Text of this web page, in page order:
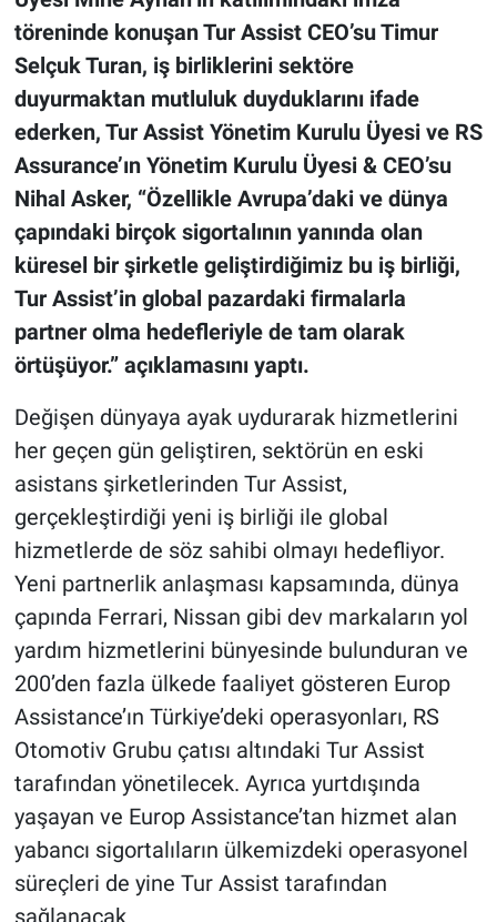
töreninde konuşan Tur Assist CEO’su Timur
Selçuk Turan, iş birliklerini sektöre
duyurmaktan mutluluk duyduklarını ifade
ederken, Tur Assist Yönetim Kurulu Üyesi ve RS
Assurance’ın Yönetim Kurulu Üyesi & CEO’su
Nihal Asker, “Özellikle Avrupa’daki ve dünya
çapındaki birçok sigortalının yanında olan
küresel bir şirketle geliştirdiğimiz bu iş birliği,
Tur Assist’in global pazardaki firmalarla
partner olma hedefleriyle de tam olarak
örtüşüyor.” açıklamasını yaptı.
Değişen dünyaya ayak uydurarak hizmetlerini
her geçen gün geliştiren, sektörün en eski
asistans şirketlerinden Tur Assist,
gerçekleştirdiği yeni iş birliği ile global
hizmetlerde de söz sahibi olmayı hedefliyor.
Yeni partnerlik anlaşması kapsamında, dünya
çapında Ferrari, Nissan gibi dev markaların yol
yardım hizmetlerini bünyesinde bulunduran ve
200’den fazla ülkede faaliyet gösteren Europ
Assistance’ın Türkiye’deki operasyonları, RS
Otomotiv Grubu çatısı altındaki Tur Assist
tarafından yönetilecek. Ayrıca yurtdışında
yaşayan ve Europ Assistance’tan hizmet alan
yabancı sigortalıların ülkemizdeki operasyonel
süreçleri de yine Tur Assist tarafından